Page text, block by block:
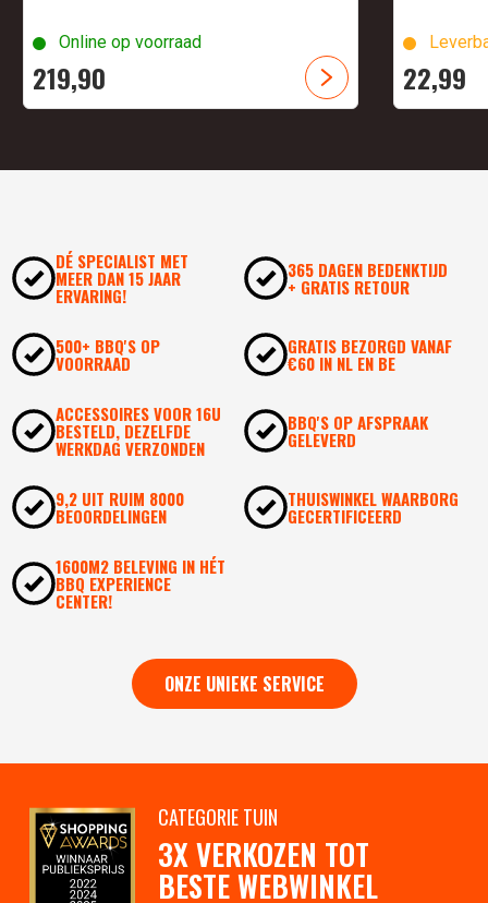
Online op voorraad
219,90 22,99
DÉ SPECIALIST MET
MEER DAN 15 JAAR
ERVARING!
365 DAGEN BEDENKTIJD
+ GRATIS RETOUR
500+ BBQ'S OP
VOORRAAD
GRATIS BEZORGD VANAF
€60 IN NL EN BE
ACCESSOIRES VOOR 16U
BESTELD, DEZELFDE
WERKDAG VERZONDEN
BBQ'S OP AFSPRAAK
GELEVERD
9,2 UIT RUIM 8000
BEOORDELINGEN
THUISWINKEL WAARBORG
GECERTIFICEERD
1600M2 BELEVING IN HÉT
BBQ EXPERIENCE
CENTER!
ONZE UNIEKE SERVICE
CATEGORIE TUIN
3X VERKOZEN TOT
BESTE WEBWINKEL